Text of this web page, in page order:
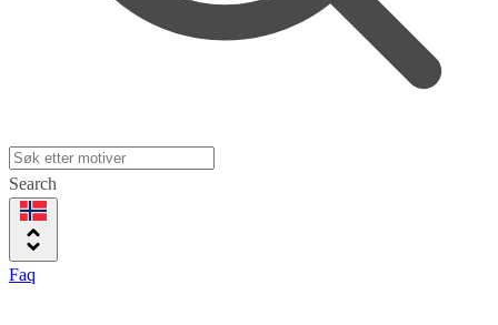
Search
Faq